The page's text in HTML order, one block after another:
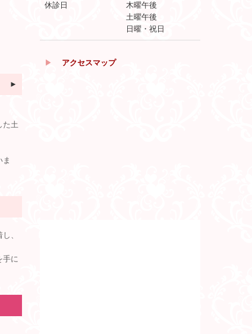
►
た土
、
手に
休診日
木曜午後
土曜午後
日曜・祝日
▶ アクセスマップ